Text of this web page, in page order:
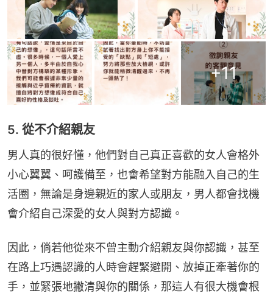
+11
5. 從不介紹親友
男人真的很好懂，他們對自己真正喜歡的女人會格外
小心翼翼、呵護備至，也會希望對方能融入自己的生
活圈，無論是身邊親近的家人或朋友，男人都會找機
會介紹自己深愛的女人與對方認識。
因此，倘若他從來不曾主動介紹親友與你認識，甚至
在路上巧遇認識的人時會趕緊避開、放掉正牽著你的
手，並緊張地撇清與你的關係，那這人有很大機會根